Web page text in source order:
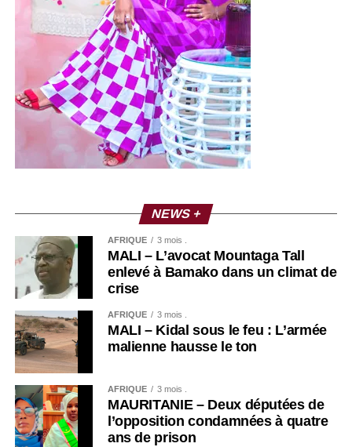
NEWS +
AFRIQUE 3 mois .
MALI – L’avocat Mountaga Tall
enlevé à Bamako dans un climat de
crise
AFRIQUE 3 mois .
MALI – Kidal sous le feu : L’armée
malienne hausse le ton
AFRIQUE 3 mois .
MAURITANIE – Deux députées de
l’opposition condamnées à quatre
ans de prison